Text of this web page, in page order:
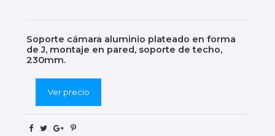
Soporte cámara aluminio plateado en forma
de J, montaje en pared, soporte de techo,
230mm.
Ver precio